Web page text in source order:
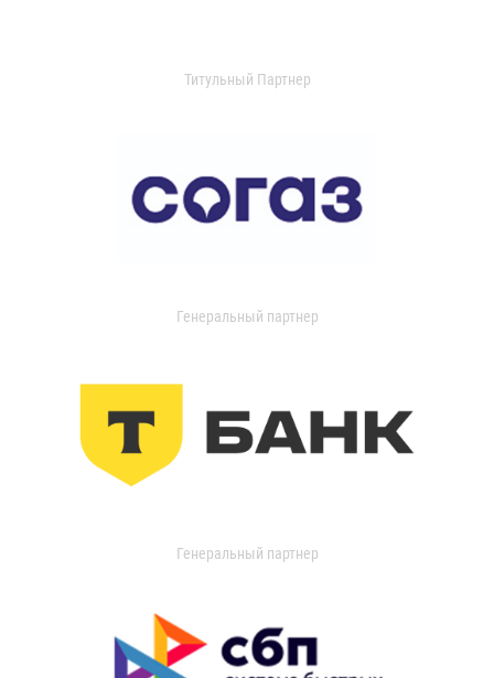
Титульный Партнер
Генеральный партнер
Генеральный партнер